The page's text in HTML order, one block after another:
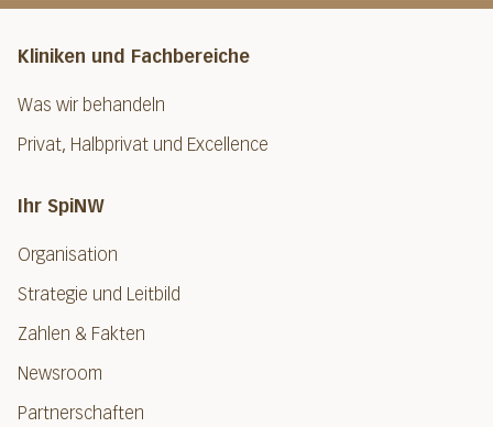
Kliniken und Fachbereiche
Was wir behandeln
Privat, Halbprivat und Excellence
Ihr SpiNW
Organisation
Strategie und Leitbild
Zahlen & Fakten
Newsroom
Partnerschaften